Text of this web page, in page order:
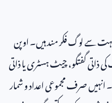
سے لوگ فکر مند ہیں۔ اوپن
گفتگو، چیٹ ہسٹری یا ذاتی
صرف مجموعی اعداد و شمار